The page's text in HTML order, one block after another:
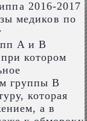
A и B
котором
группы B
которая
а в